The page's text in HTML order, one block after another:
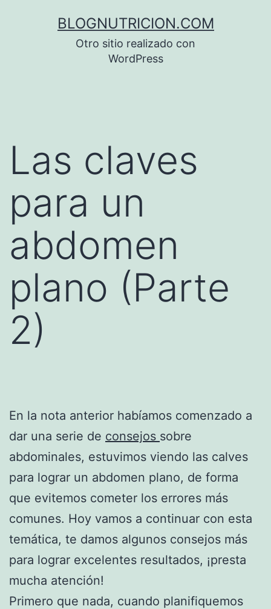
BLOGNUTRICION.COM
Otro sitio realizado con
WordPress
Las claves
para un
abdomen
plano (Parte
2)
En la nota anterior habíamos comenzado a
dar una serie de consejos sobre
abdominales, estuvimos viendo las calves
para lograr un abdomen plano, de forma
que evitemos cometer los errores más
comunes. Hoy vamos a continuar con esta
temática, te damos algunos consejos más
para lograr excelentes resultados, ¡presta
mucha atención!
Primero que nada, cuando planifiquemos